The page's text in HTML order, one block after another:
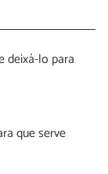
deixá-lo para
que serve